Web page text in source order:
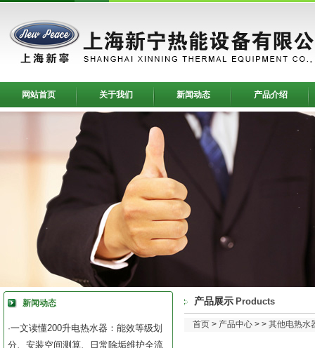
网站首页 关于我们 新闻动态 产品介绍
新闻动态
·一文读懂200升电热水器：能效等级划
分、安装空间测算、日常除垢维护全流
产品展示 Products
首页 > 产品中心 > > 其他电热水